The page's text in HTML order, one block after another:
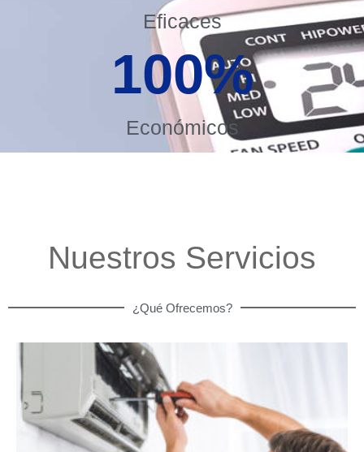
Eficaces
Económicos
100%
Nuestros Servicios
¿Qué Ofrecemos?